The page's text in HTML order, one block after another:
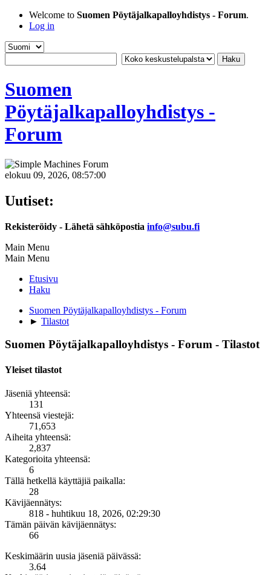
Welcome to Suomen Pöytäjalkapalloyhdistys - Forum.
Log in
Suomen
Pöytäjalkapalloyhdistys -
Forum
elokuu 09, 2026, 08:57:00
Uutiset:
Rekisteröidy - Lähetä sähköpostia info@subu.fi
Main Menu
Main Menu
Etusivu
Haku
Suomen Pöytäjalkapalloyhdistys - Forum
► Tilastot
Suomen Pöytäjalkapalloyhdistys - Forum - Tilastot
Yleiset tilastot
Jäseniä yhteensä:
131
Yhteensä viestejä:
71,653
Aiheita yhteensä:
2,837
Kategorioita yhteensä:
6
Tällä hetkellä käyttäjiä paikalla:
28
Kävijäennätys:
818 - huhtikuu 18, 2026, 02:29:30
Tämän päivän kävijäennätys:
66
Keskimäärin uusia jäseniä päivässä:
3.64